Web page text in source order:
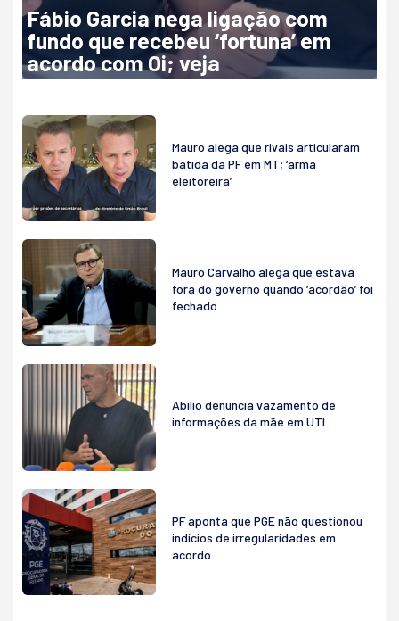
Fábio Garcia nega ligação com
fundo que recebeu ‘fortuna’ em
acordo com Oi; veja
Mauro alega que rivais articularam
batida da PF em MT; ‘arma
eleitoreira’
Mauro Carvalho alega que estava
fora do governo quando ‘acordão’ foi
fechado
Abilio denuncia vazamento de
informações da mãe em UTI
PF aponta que PGE não questionou
indícios de irregularidades em
acordo